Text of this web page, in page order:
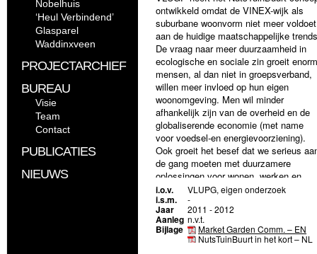
Nobelhuis
‘Heul Verbindend’
Glasparel
Waddinxveen
PROJECTARCHIEF
BUREAU
Visie
Team
Contact
PUBLICATIES
NIEUWS
ontwikkeld omdat de VINEX-wijk als
suburbane woonvorm niet meer voldoet
aan de huidige maatschappelijke
De vraag naar meer duurzaamheid in
ecologische en sociale zin groeit
mensen, al dan niet in groepsverband,
willen meer invloed op hun eigen
woonomgeving. Men wil minder
afhankelijk zijn van de overheid en de
globaliserende economie (met name
voor voedsel-en energievoorziening).
Ook groeit het besef dat we serieus
de gang moeten met duurzamere
oplossingen voor wonen, werken en
recreatie.
Andersom is het ook evident dat de
overheid zich op vele terreinen
en zich steeds meer op een beperkt
aantal verantwoordelijkheden
i.o.v. VLUPG, eigen onderzoek
i.s.m. -
Jaar 2011 - 2012
Aanleg n.v.t.
Bijlage
Market Garden Comm. – EN
NutsTuinBuurt in het kort – NL